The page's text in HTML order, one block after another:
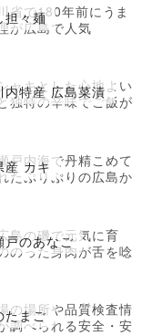
担々麺
省で180年前にうま
が広島で人気
内特産 広島菜漬
ャキとした心地よい
独特の辛味でご飯が
産 カキ
戸内海で丹精こめて
たぷりぷりの広島か
戸のあなご
島の磯で元気に育
のった身肉が舌を唸
たまご
の場所や品質検査情
調べられる安全・安